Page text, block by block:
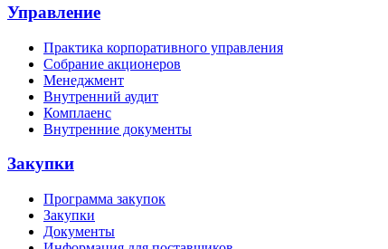
Управление
Практика корпоративного управления
Собрание акционеров
Менеджмент
Внутренний аудит
Комплаенс
Внутренние документы
Закупки
Программа закупок
Закупки
Документы